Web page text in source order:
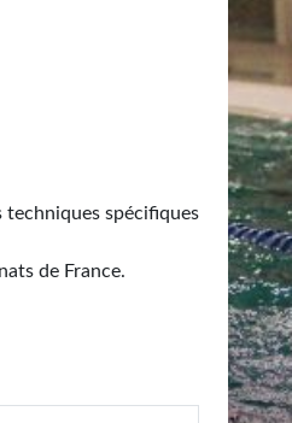
techniques spécifiques
de France.